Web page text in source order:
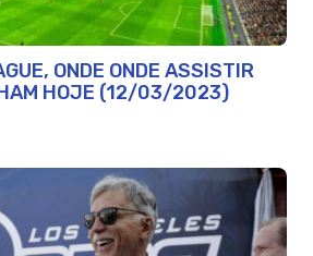
ONDE ONDE ASSISTIR
HOJE (12/03/2023)